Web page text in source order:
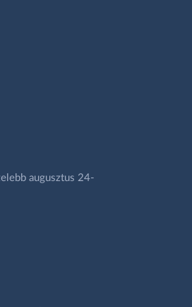
augusztus 24-